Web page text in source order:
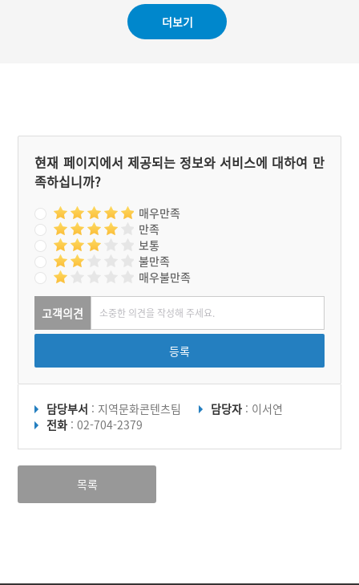
의 어업 방식에 비해 잡아
올리는 양이 많지 않다는 점
이다. 이런 한계를 극복하기
는데, 통발에는 고등어나 열
치 등을 넣어 꽃게를 유인한
다. 통발을 물에 넣고 하루
이 좋다. 과거에는 짚 가마
니에 담아 꽃게를 인천장으
로 보내 판매했으나, 지금은
더보기
현재 페이지에서 제공되는 정보와 서비스에 대하여 만
족하십니까?
매우만족
만족
보통
불만족
매우불만족
고객의견
등록
담당부서 : 지역문화콘텐츠팀 담당자 : 이서연
전화 : 02-704-2379
목록